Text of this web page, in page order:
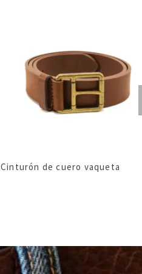
Cinturón de cuero vaqueta